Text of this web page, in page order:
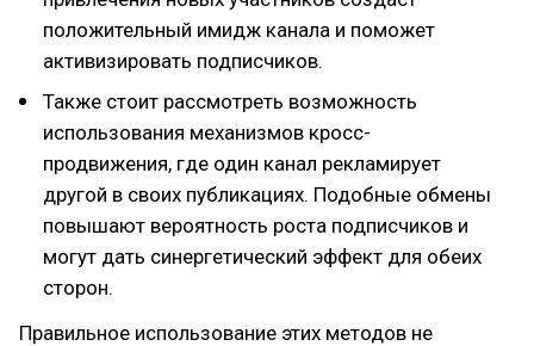
положительный имидж канала и поможет
активизировать подписчиков.
Также стоит рассмотреть возможность
использования механизмов кросс-
продвижения, где один канал рекламирует
другой в своих публикациях. Подобные обмены
повышают вероятность роста подписчиков и
могут дать синергетический эффект для обеих
сторон.
Правильное использование этих методов не